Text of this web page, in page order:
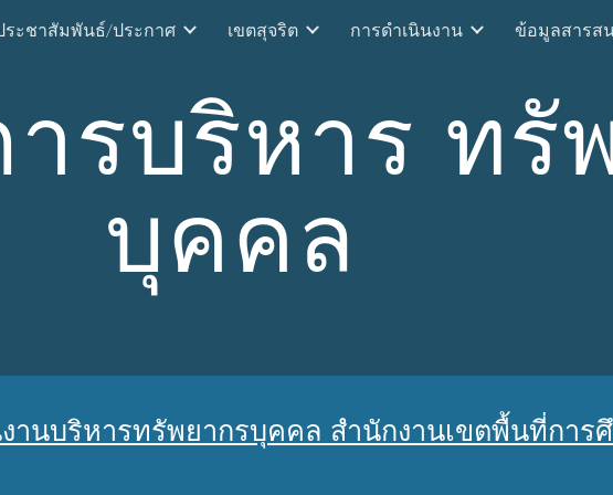
to main content Skip to navigation
ระชาสัมพันธ์/ประกาศ เขตสุจริต การดำเนินงาน ข้อมูลสารส
รบริหาร ทรั
บุคคล
านบริหารทรัพยากรบุคคล สำนักงานเขตพื้นที่การ